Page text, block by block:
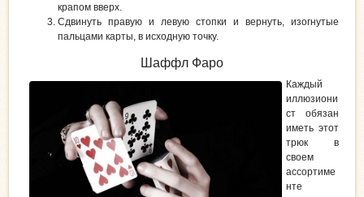
крапом вверх.
Сдвинуть правую и левую стопки и вернуть, изогнутые
пальцами карты, в исходную точку.
Шаффл Фаро
Каждый
иллюзиони
ст обязан
иметь этот
трюк в
своем
ассортиме
нте